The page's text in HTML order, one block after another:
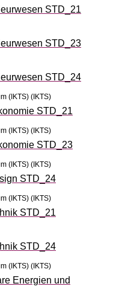
STD_21
STD_23
STD_24
(IKTS) (IKTS)
STD_21
(IKTS) (IKTS)
STD_23
(IKTS) (IKTS)
STD_24
(IKTS) (IKTS)
STD_21
STD_24
(IKTS) (IKTS)
Energien und